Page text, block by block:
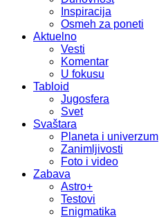
Inspiracija
Osmeh za poneti
Aktuelno
Vesti
Komentar
U fokusu
Tabloid
Jugosfera
Svet
Svaštara
Planeta i univerzum
Zanimljivosti
Foto i video
Zabava
Astro+
Testovi
Enigmatika